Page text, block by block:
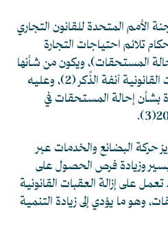
المتحدة للقانون التجاري
تلائم احتياجات التجارة
المستحقات)، ويكون من شأنها
آنفة الذِّكر(2) ، وعليه
بشأن إحالة المستحقات في
(3).
حركة البضائع والخدمات عبر
وزيادة فرص الحصول على
تعمل على إزالة العقبات القانونية
وهو ما يؤدي إلى زيادة التنمية